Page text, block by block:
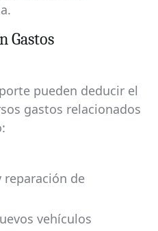
Gastos
pueden deducir el
gastos relacionados
de
vehículos